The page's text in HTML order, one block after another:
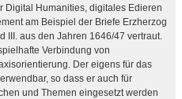
Digital Humanities, digitales Edieren
am Beispiel der Briefe Erzherzog
III. aus den Jahren 1646/47 vertraut.
Verbindung von
Der eigens für das
so dass er auch für
und Themen eingesetzt werden